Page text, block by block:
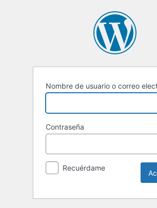
Nombre de usuario o correo
Contraseña
Recuérdame